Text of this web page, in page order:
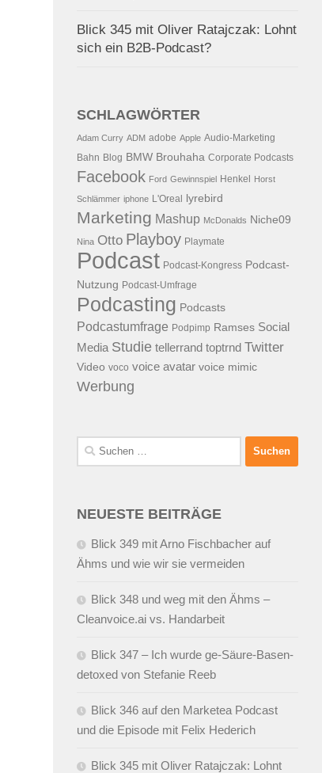
Blick 345 mit Oliver Ratajczak: Lohnt
sich ein B2B-Podcast?
SCHLAGWÖRTER
Adam Curry ADM adobe Apple Audio-Marketing
Bahn Blog BMW Brouhaha Corporate Podcasts
Facebook Ford Gewinnspiel Henkel Horst
Schlämmer iphone L'Oreal lyrebird
Marketing Mashup McDonalds Niche09
Nina Otto Playboy Playmate
Podcast Podcast-Kongress Podcast-
Nutzung Podcast-Umfrage
Podcasting Podcasts
Podcastumfrage Podpimp Ramses Social
Media Studie tellerrand toptrnd Twitter
Video voco voice avatar voice mimic
Werbung
Suchen
nach:
NEUESTE BEITRÄGE
Blick 349 mit Arno Fischbacher auf
Ähms und wie wir sie vermeiden
Blick 348 und weg mit den Ähms –
Cleanvoice.ai vs. Handarbeit
Blick 347 – Ich wurde ge-Säure-Basen-
detoxed von Stefanie Reeb
Blick 346 auf den Marketea Podcast
und die Episode mit Felix Hederich
Blick 345 mit Oliver Ratajczak: Lohnt